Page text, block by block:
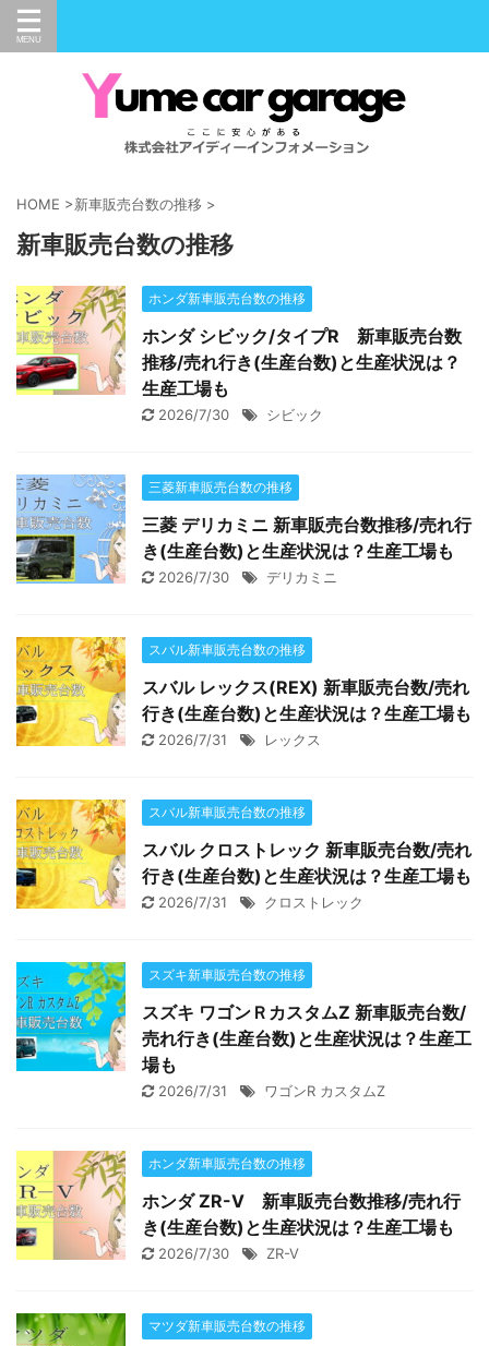
HOME >新車販売台数の推移 >
新車販売台数の推移
ホンダ新車販売台数の推移
ホンダ シビック/タイプR 新車販売台数
推移/売れ行き(生産台数)と生産状況は？
生産工場も
2026/7/30 シビック
三菱新車販売台数の推移
三菱 デリカミニ 新車販売台数推移/売れ行
き(生産台数)と生産状況は？生産工場も
2026/7/30 デリカミニ
スバル新車販売台数の推移
スバル レックス(REX) 新車販売台数/売れ
行き(生産台数)と生産状況は？生産工場も
2026/7/31 レックス
スバル新車販売台数の推移
スバル クロストレック 新車販売台数/売れ
行き(生産台数)と生産状況は？生産工場も
2026/7/31 クロストレック
スズキ新車販売台数の推移
スズキ ワゴンＲカスタムZ 新車販売台数/
売れ行き(生産台数)と生産状況は？生産工
場も
2026/7/31 ワゴンR カスタムZ
ホンダ新車販売台数の推移
ホンダ ZR-V 新車販売台数推移/売れ行
き(生産台数)と生産状況は？生産工場も
2026/7/30 ZR-V
マツダ新車販売台数の推移